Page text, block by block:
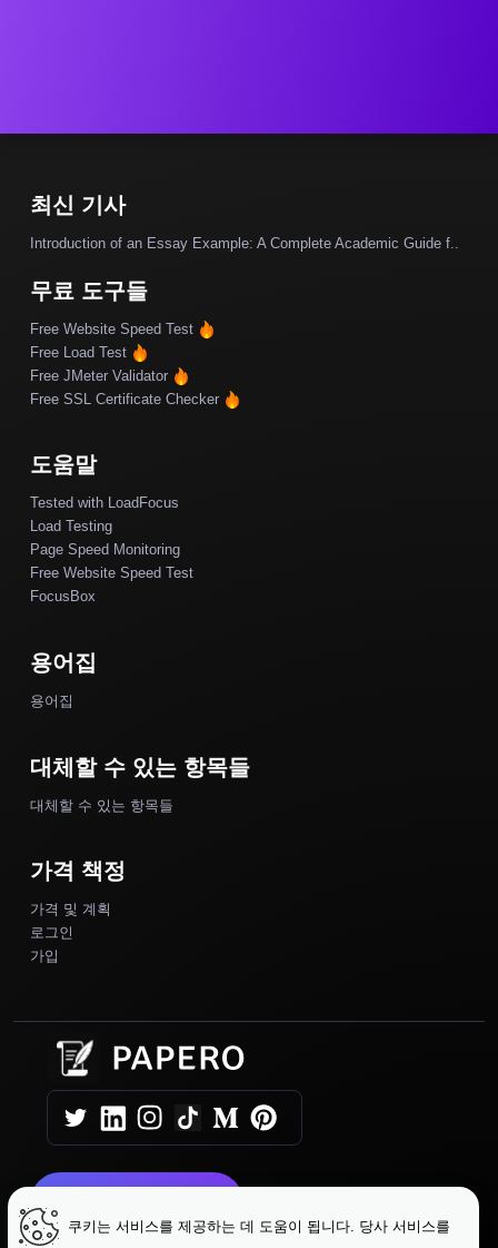
최신 기사
Introduction of an Essay Example: A Complete Academic Guide f..
무료 도구들
Free Website Speed Test
Free Load Test
Free JMeter Validator
Free SSL Certificate Checker
도움말
Tested with LoadFocus
Load Testing
Page Speed Monitoring
Free Website Speed Test
FocusBox
용어집
용어집
대체할 수 있는 항목들
대체할 수 있는 항목들
가격 책정
가격 및 계획
로그인
가입
쿠키는 서비스를 제공하는 데 도움이 됩니다. 당사 서비스를